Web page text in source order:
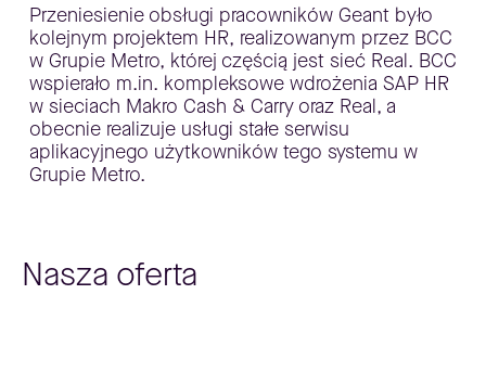
Przeniesienie obsługi pracowników Geant było
kolejnym projektem HR, realizowanym przez BCC
w Grupie Metro, której częścią jest sieć Real. BCC
wspierało m.in. kompleksowe wdrożenia SAP HR
w sieciach Makro Cash & Carry oraz Real, a
obecnie realizuje usługi stałe serwisu
aplikacyjnego użytkowników tego systemu w
Grupie Metro.
Nasza oferta